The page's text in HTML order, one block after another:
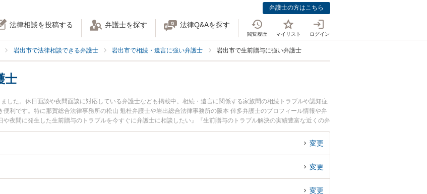
弁護士の方はこちら
法律相談を投稿する 弁護士を探す 法律Q&Aを探す
閲覧履歴 マイリスト ログイン
岩出市で法律相談できる弁護士 岩出市で相続・遺言に強い弁護士 岩出市で生前贈与に強い弁護士
士
した。休日面談や夜間面談に対応している弁護士なども掲載中。相続・遺言に関係する家族間の相続トラブルや認知症
利です。特に那賀総合法律事務所の松山 魁杜弁護士や岩出総合法律事務所の阪本 倖多弁護士のプロフィール情報や弁
夜間に発生した生前贈与のトラブルを今すぐに弁護士に相談したい』『生前贈与のトラブル解決の実績豊富な近くの弁
きる岩出市内の弁護士に相談予約したい』などでお困りの相談者さんにおすすめです。
変更
変更
変更